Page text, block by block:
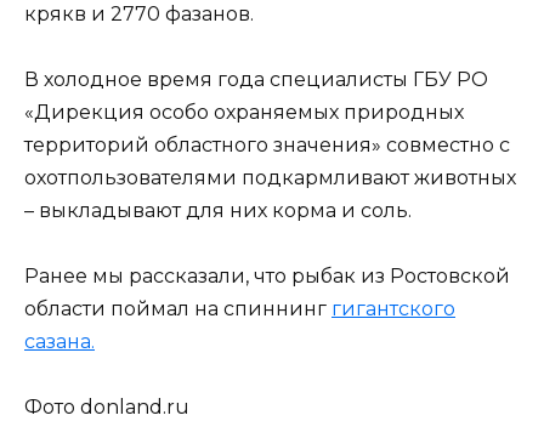
крякв и 2770 фазанов.
В холодное время года специалисты ГБУ РО
«Дирекция особо охраняемых природных
территорий областного значения» совместно с
охотпользователями подкармливают животных
– выкладывают для них корма и соль.
Ранее мы рассказали, что рыбак из Ростовской
области поймал на спиннинг гигантского
сазана.
Фото donland.ru